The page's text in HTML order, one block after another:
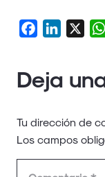
FacebookLinkedIn
Deja
Tu dirección de
Los campos